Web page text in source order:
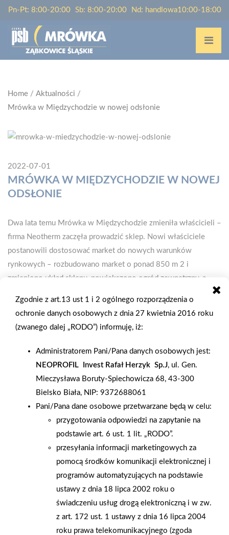
Pn-Pt: 8:00-20:00 Sb: 8:00-20:00 Nd: handlowa10:00-18:00
Home / Aktualności /
Mrówka w Międzychodzie w nowej odsłonie
2022-07-01
MRÓWKA W MIĘDZYCHODZIE W NOWEJ
ODSŁONIE
Dwa lata temu Mrówka w Międzychodzie zmieniła właścicieli –
firma Neotherm zaczęła prowadzić sklep. Nowi właściciele
postanowili dostosować market do nowych warunków
rynkowych – rozbudowano market o ponad 850 m 2 i
zmieniono układ sklepu, powiększono ogród zewnętrzny, a
ponadto drzwi wejściowe są teraz od głównej ulicy, co okazało
się istotną zmianą. Oczywiście sklep cały czas był czynny, co
nie było łatwe dla 23-osobowej załogi, ale pracownicy
wywiązali się wyśmienicie z pracy w trudnych warunkach.
Wreszcie nastąpił długo oczekiwany moment oficjalnego
otwarcia sklepu w nowej odsłonie, o czym informowano w
gazetkach, na billboardach, na FB oraz poprzez reklamę mobilną.
Oficjalne reotwarcie nastąpiło 1 lipca 2022 r. i było to 2-
dniowe wydarzenie. Pierwszego dnia pojawili się
przedstawiciele dostawców, z których wiedzy o produktach
chętnie korzystali klienci. Co pełną godzinę klient, którego
paragon miał najwyższą wartość w danym przedziale czasu,
dostawał atrakcyjną nagrodę – m.in. telewizor 43’, tablety,
smartfony, ekspresy do kawy. Dodatkowym bonusem za zakup
powyżej 100 zł był bon o wartości 20 zł do realizacji w sklepie
w dniach 4-9 lipca. Nad całością imprezy czuwał znakomity
prowadzący, który zorganizował również szereg konkursów
dostarczających wiele emocji i radości. Był oczywiście grill,
Zgodnie z art.13 ust 1 i 2 ogólnego rozporządzenia o
ochronie danych osobowych z dnia 27 kwietnia 2016 roku
(zwanego dalej „RODO”) informuję, iż:
Administratorem Pani/Pana danych osobowych jest:
NEOPROFIL Invest Rafał Herzyk Sp.J, ul. Gen.
Mieczysława Boruty-Spiechowicza 68, 43-300
Bielsko Biała, NIP: 9372688061
Pani/Pana dane osobowe przetwarzane będą w celu:
przygotowania odpowiedzi na zapytanie na
podstawie art. 6 ust. 1 lit. „RODO”.
przesyłania informacji marketingowych za
pomocą środków komunikacji elektronicznej i
programów automatyzujących na podstawie
ustawy z dnia 18 lipca 2002 roku o
świadczeniu usług drogą elektroniczną i w zw.
z art. 172 ust. 1 ustawy z dnia 16 lipca 2004
roku prawa telekomunikacyjnego (zgoda